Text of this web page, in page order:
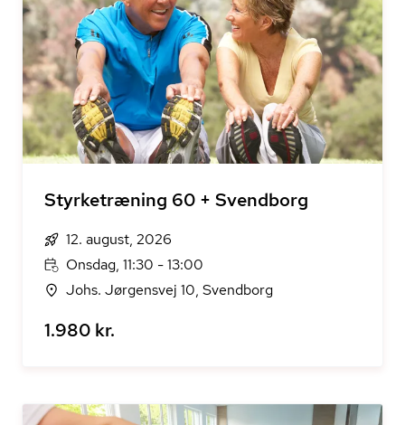
Styrketræning 60 + Svendborg
12. august, 2026
Onsdag, 11:30 - 13:00
Johs. Jørgensvej 10, Svendborg
1.980 kr.